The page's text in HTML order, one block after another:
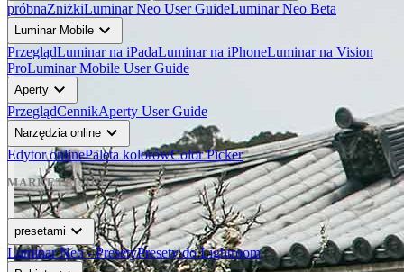
próbnaZniżkiLuminar Neo User GuideLuminar Neo Beta
Luminar Mobile expand_more
PrzeglądLuminar na iPadaLuminar na iPhoneLuminar na Vision
ProLuminar Mobile User Guide
Aperty expand_more
PrzeglądCennikAperty User Guide
Narzędzia online expand_more
Edytor onlinePaleta kolorówColor Picker
MARKETPLACE
presetami expand_more
Luminar Neo - PresetyPresety do Lightroom